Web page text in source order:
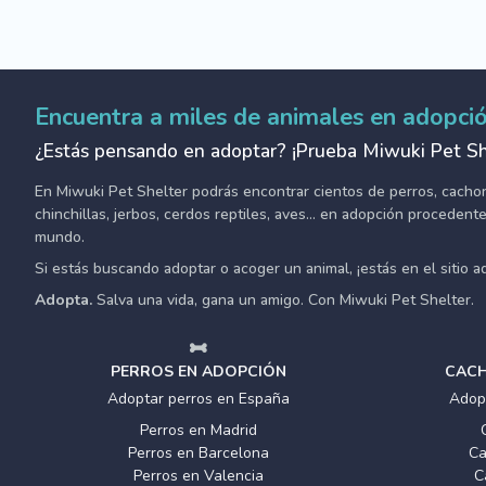
Encuentra a miles de animales en
¿Estás pensando en adoptar? ¡Prueba Miwuki Pet
En Miwuki Pet Shelter podrás encontrar cientos de perros,
chinchillas, jerbos, cerdos reptiles, aves... en adopción
mundo.
Si estás buscando adoptar o acoger un animal, ¡estás en el sitio
Adopta. Salva una vida, gana un amigo. Con Miwuki Pet Shelter.
PERROS EN ADOPCIÓN
Adoptar perros en España
Perros en Madrid
Perros en Barcelona
Perros en Valencia